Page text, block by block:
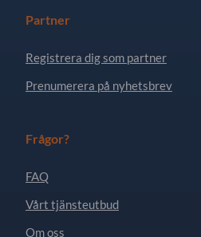
Partner
Registrera dig som partner
Prenumerera på nyhetsbrev
Frågor?
FAQ
Vårt tjänsteutbud
Om oss